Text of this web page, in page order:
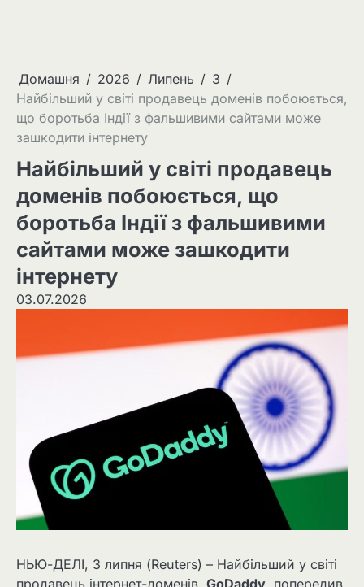
Домашня 2026 Липень
3
Найбільший у світі продавець доменів побоюється,
що боротьба Індії з фальшивими сайтами може
зашкодити інтернету
Найбільший у світі продавець
доменів побоюється, що
боротьба Індії з фальшивими
сайтами може зашкодити
інтернету
03.07.2026
НЬЮ-ДЕЛІ, 3 липня (Reuters) – Найбільший у світі
продавець інтернет-доменів, GoDaddy, попередив,